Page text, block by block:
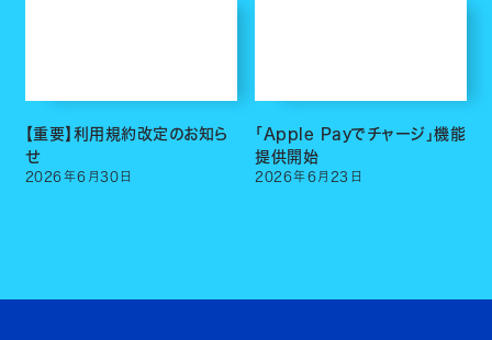
【重要】利用規約改定のお知ら
せ
2026年6 月 30 日
「Apple Payでチャージ」機能
提供開始
2026年6月 23 日